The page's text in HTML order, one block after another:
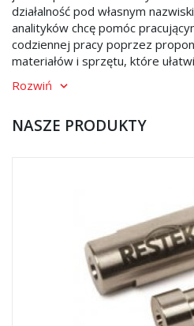
działalność pod własnym
analityków chcę pomóc
codziennej pracy poprzez
materiałów i sprzętu, które
RESTEK
Kolumny kapilarne do GC
Kolumny HPLC
Akcesoria i części zużywalne do
SCHIMADZU, THERMO
Rozwiń
NASZE PRODUKTY